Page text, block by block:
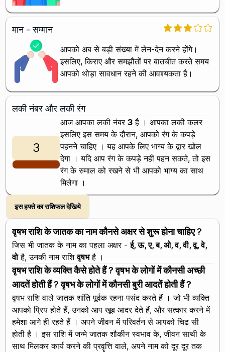
मान - सम्मान
आपको अब से बड़ी संख्या में लेन-देन करने होंगे।
इसलिए, किराए और समझौतों पर बातचीत करते समय
आपको थोड़ा सावधान रहने की आवश्यकता है।
लकी नंबर और लकी रंग
3
आज आपका लकी नंबर 3 है । आपका लकी कलर
इसलिए इस समय के दौरान, आपकोरंग के कपड़े
पहनने चाहिए । यह आपके लिए भाग्य के द्वार खोल
देगा । यदि आपरंग के कपड़े नहीं पहन सकते, तो इस
रंग के रुमाल को रखने से भी आपको भाग्य का साथ
मिलेगा ।
इस हफ्ते का राशिफल देखिये
वृषभ राशि के जातक का नाम कौनसे अक्षर से शुरू होना चाहिए ?
जिस भी जातक के नाम का पहला अक्षर -ई, ऊ, ए, ब, ओ, व, वी, वू, वे,
वोहै, उनकी नाम राशिवृषभहै ।
वृषभ राशि के व्यक्ति कैसे होते हैं ? वृषभ के लोगों में कौनसी अच्छी
आदतें होती हैं ? वृषभ के लोगों में कौनसी बुरी आदतें होती हैं ?
वृषभ राशि वाले जातक शांति पूर्वक रहना पसंद करते हैं । जो भी व्यक्ति
आपको प्रिय होते हैं, उनको आप खूब आदर देते हैं, और सत्कार करने में
हमेशा आगे ही रहते हैं । अपने जीवन में परिवर्तन से आपको चिढ सी
होती है । इस राशि में जन्मे जातक शौकीन स्वभाव के, जीवन साथी के
साथ मिलकर कार्य करने की प्रवॄत्ति वाले, अपने नाम को दूर दूर तक